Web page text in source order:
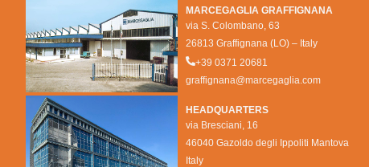
MARCEGAGLIA GRAFFIGNANA
via S. Colombano, 63
26813 Graffignana (LO) – Italy
+39 0371 20681
graffignana@marcegaglia.com
HEADQUARTERS
via Bresciani, 16
46040 Gazoldo degli Ippoliti Mantova
Italy